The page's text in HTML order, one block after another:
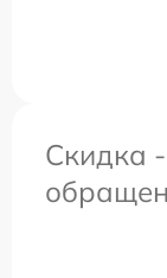
Скидка